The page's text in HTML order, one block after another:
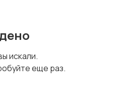
искали.
еще раз.